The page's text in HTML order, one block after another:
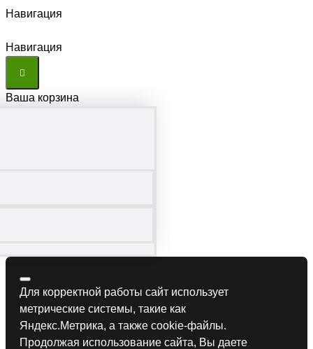
Навигация
Навигация
Ваша корзина
Для корректной работы сайт использует
метрические системы, такие как
Яндекс.Метрика, а также cookie-файлы.
Продолжая использование сайта, Вы даете